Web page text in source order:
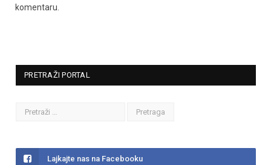
komentaru.
PRETRAŽI PORTAL
Lajkajte nas na Facebooku